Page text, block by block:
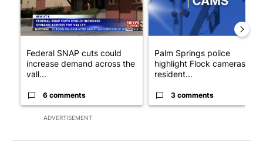
ADVERTISEMENT
Federal SNAP cuts could
increase demand across the
vall...
6 comments
Palm Springs police
highlight Flock cameras as
resident...
3 comments